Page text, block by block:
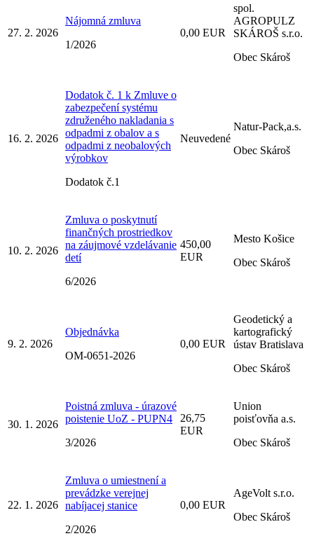
27. 2. 2026
Nájomná zmluva
1/2026
0,00 EUR
spol.
AGROPULZ
SKÁROŠ s.r.o.
Obec Skároš
16. 2. 2026
Dodatok č. 1 k Zmluve o
zabezpečení systému
združeného nakladania s
odpadmi z obalov a s
odpadmi z neobalových
výrobkov
Dodatok č.1
Neuvedené
Natur-Pack,a.s.
Obec Skároš
10. 2. 2026
Zmluva o poskytnutí
finančných prostriedkov
na záujmové vzdelávanie
detí
6/2026
450,00
EUR
Mesto Košice
Obec Skároš
9. 2. 2026
Objednávka
OM-0651-2026
0,00 EUR
Geodetický a
kartografický
ústav Bratislava
Obec Skároš
30. 1. 2026
Poistná zmluva - úrazové
poistenie UoZ - PUPN4
3/2026
26,75
EUR
Union
poisťovňa a.s.
Obec Skároš
22. 1. 2026
Zmluva o umiestnení a
prevádzke verejnej
nabíjacej stanice
2/2026
0,00 EUR
AgeVolt s.r.o.
Obec Skároš